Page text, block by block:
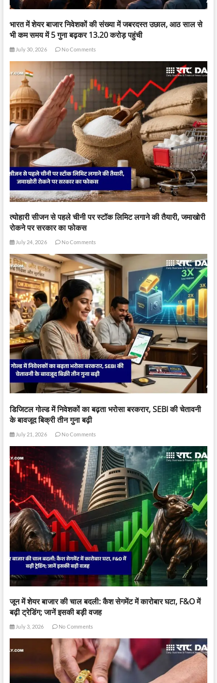
भारत में शेयर बाजार निवेशकों की संख्या में जबरदस्त उछाल, आठ साल से
भी कम समय में 5 गुना बढ़कर 13.20 करोड़ पहुंची
July 30, 2026 No Comments
त्योहारी सीजन से पहले चीनी पर स्टॉक लिमिट लगाने की तैयारी, जमाखोरी
रोकने पर सरकार का फोकस
July 24, 2026 No Comments
डिजिटल गोल्ड में निवेशकों का बढ़ता भरोसा बरकरार, SEBI की चेतावनी
के बावजूद बिक्री तीन गुना बढ़ी
July 21, 2026 No Comments
जून में शेयर बाजार की चाल बदली: कैश सेगमेंट में कारोबार घटा, F&O में
बढ़ी ट्रेडिंग; जानें इसकी बड़ी वजह
July 3, 2026 No Comments